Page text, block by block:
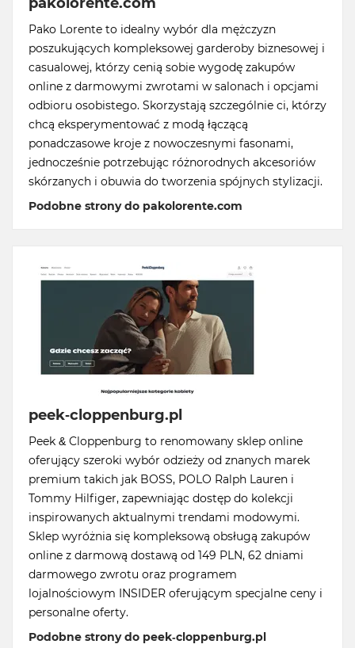
Pako Lorente to idealny wybór dla mężczyzn
poszukujących kompleksowej garderoby biznesowej i
casualowej, którzy cenią sobie wygodę zakupów
online z darmowymi zwrotami w salonach i opcjami
odbioru osobistego. Skorzystają szczególnie ci, którzy
chcą eksperymentować z modą łączącą
ponadczasowe kroje z nowoczesnymi fasonami,
jednocześnie potrzebując różnorodnych akcesoriów
skórzanych i obuwia do tworzenia spójnych stylizacji.
Podobne strony do pakolorente.com
peek-cloppenburg.pl
Peek & Cloppenburg to renomowany sklep online
oferujący szeroki wybór odzieży od znanych marek
premium takich jak BOSS, POLO Ralph Lauren i
Tommy Hilfiger, zapewniając dostęp do kolekcji
inspirowanych aktualnymi trendami modowymi.
Sklep wyróżnia się kompleksową obsługą zakupów
online z darmową dostawą od 149 PLN, 62 dniami
darmowego zwrotu oraz programem
lojalnościowym INSIDER oferującym specjalne ceny i
personalne oferty.
Podobne strony do peek-cloppenburg.pl